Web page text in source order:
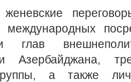
международных
глав
а также